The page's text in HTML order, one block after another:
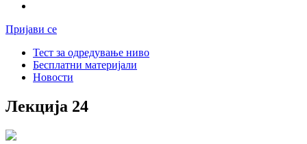
Пријави се
Тест за одредување ниво
Бесплатни материјали
Новости
Лекција 24